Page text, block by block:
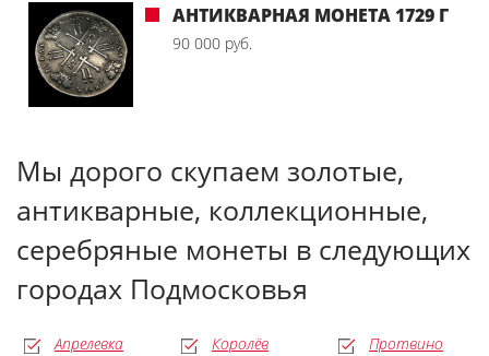
АНТИКВАРНАЯ МОНЕТА 1729 Г
90 000 руб.
Мы дорого скупаем золотые,
антикварные, коллекционные,
серебряные монеты в следующих
городах Подмосковья
Апрелевка
Королёв
Протвино